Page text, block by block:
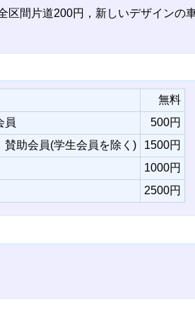
間片道200円，新しいデザインの
無料
員
500円
賛助会員(学生会員を除く)
1500円
1000円
2500円